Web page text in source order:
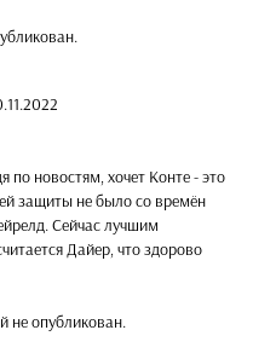
по новостям, хочет Конте - это
защиты не было со времён
Сейчас лучшим
Дайер, что здорово
не опубликован.